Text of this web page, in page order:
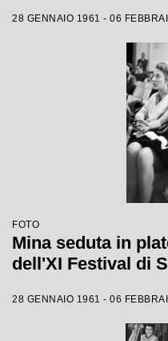
28 GENNAIO 1961 - 06
FOTO
Mina seduta in
dell'XI Festival di
28 GENNAIO 1961 - 06